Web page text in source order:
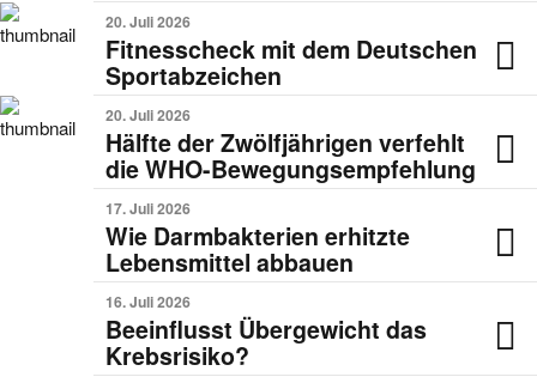
20. Juli 2026
Fitnesscheck mit dem Deutschen
Sportabzeichen
20. Juli 2026
Hälfte der Zwölfjährigen verfehlt
die WHO-Bewegungsempfehlung
17. Juli 2026
Wie Darmbakterien erhitzte
Lebensmittel abbauen
16. Juli 2026
Beeinflusst Übergewicht das
Krebsrisiko?